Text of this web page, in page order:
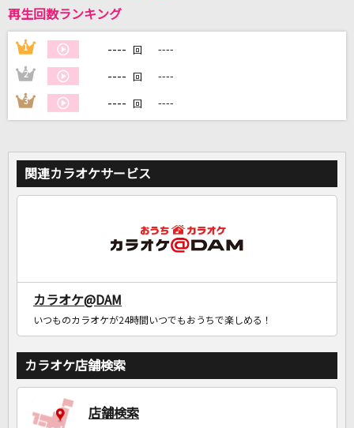
再生回数ランキング
1 ---- 回 ----
2 ---- 回 ----
3 ---- 回 ----
関連カラオケサービス
カラオケ@DAM
いつものカラオケが24時間いつでもおうちで楽しめる！
カラオケ店舗検索
店舗検索